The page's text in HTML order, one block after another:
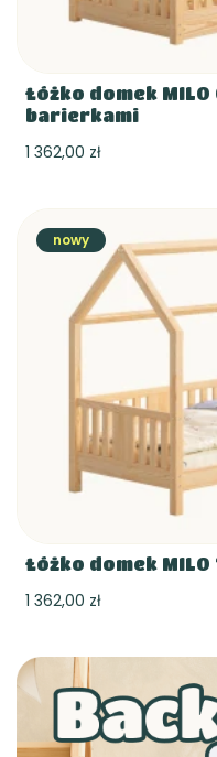
Łóżko domek
barierkami
1 362,00 zł
nowy
Łóżko domek
1 362,00 zł